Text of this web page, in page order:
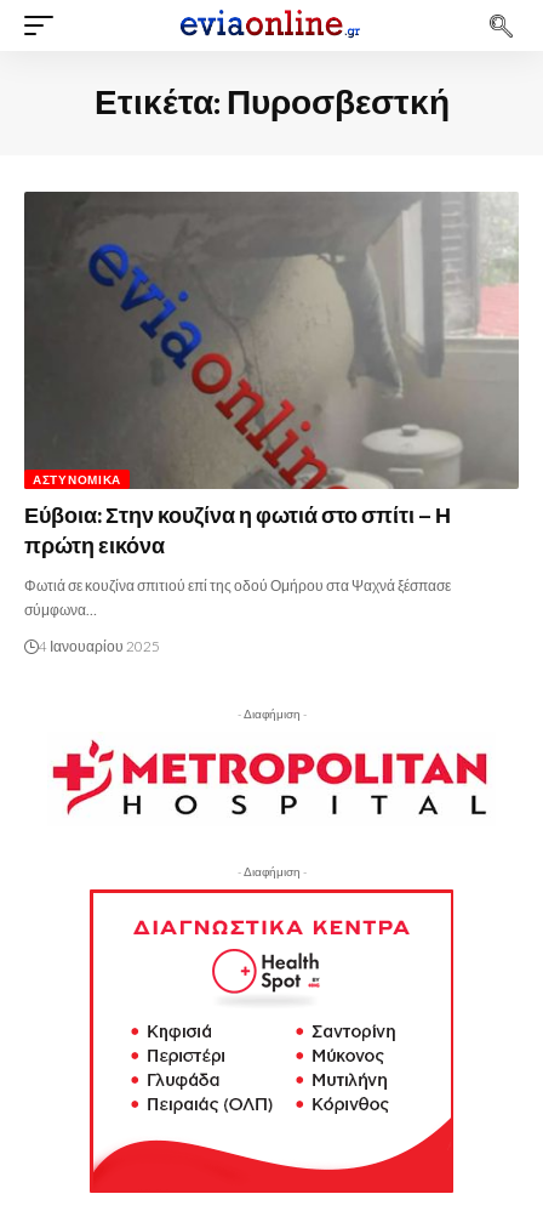
Ετικέτα: Πυροσβεστκή
ΑΣΤΥΝΟΜΙΚΆ
Εύβοια: Στην κουζίνα η φωτιά στο σπίτι – Η
πρώτη εικόνα
Φωτιά σε κουζίνα σπιτιού επί της οδού Ομήρου στα Ψαχνά ξέσπασε
σύμφωνα…
4 Ιανουαρίου 2025
- Διαφήμιση -
- Διαφήμιση -